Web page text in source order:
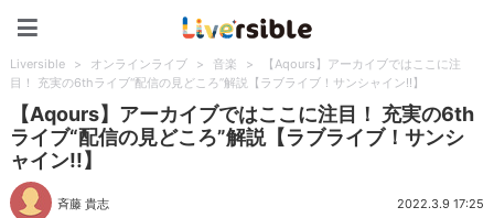
Liversible > オンラインライブ > 音楽 >
【Aqours】アーカイブではここに注
目！ 充実の6thライブ“配信の見どころ”解説【ラブライブ！サンシャイン!!】
【Aqours】アーカイブではここに注目！ 充実の6th
ライブ“配信の見どころ”解説【ラブライブ！サンシ
ャイン!!】
斉藤 貴志 2022.3.9 17:25